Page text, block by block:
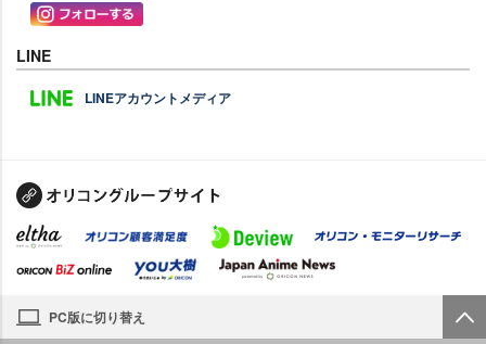
LINE
LINEアカウントメディア
PC版に切り替え